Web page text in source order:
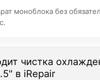
моноблока без
чистка
в iRepair